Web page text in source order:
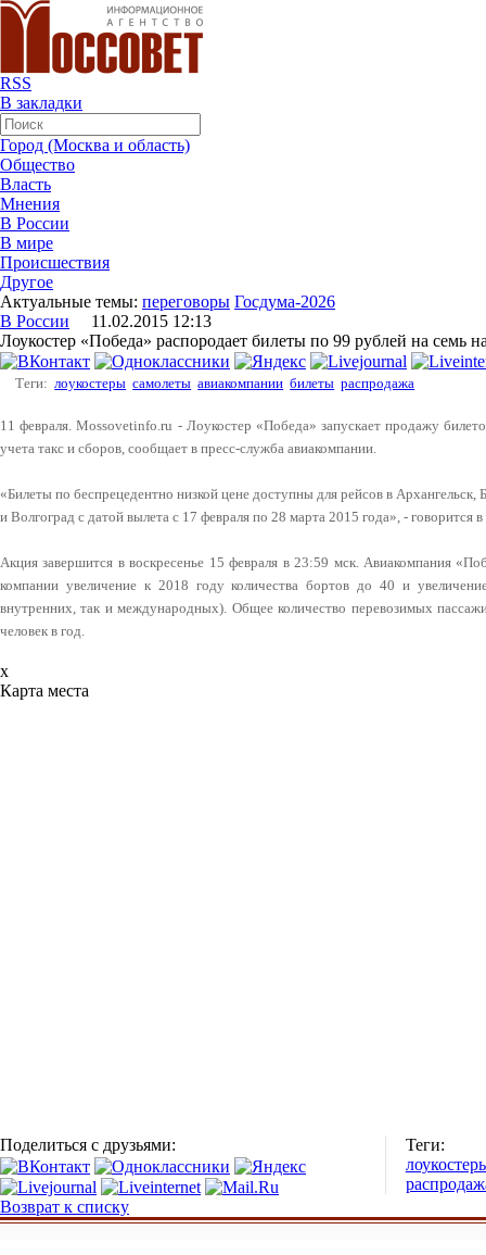
RSS
В закладки
Город (Москва и область)
Общество
Власть
Мнения
В России
В мире
Происшествия
Другое
Актуальные темы: переговоры Госдума-2026
В России 11.02.2015 12:13
Лоукостер «Победа» распородает билеты по 99 рублей на семь
Теги: лоукостеры самолеты авиакомпании билеты распродажа
11 февраля. Mossovetinfo.ru - Лоукостер «Победа» запускает продажу
учета такс и сборов, сообщает в пресс-служба авиакомпании.
«Билеты по беспрецедентно низкой цене доступны для рейсов в
и Волгоград с датой вылета с 17 февраля по 28 марта 2015 года», - говорится
Акция завершится в воскресенье 15 февраля в 23:59 мск. Авиакомпания
компании увеличение к 2018 году количества бортов до 40 и
внутренних, так и международных). Общее количество перевозимых
человек в год.
x
Карта места
Поделиться с друзьями:
Теги:
Возврат к списку